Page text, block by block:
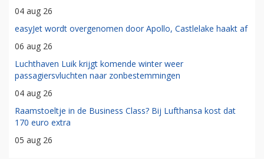
04 aug 26
easyJet wordt overgenomen door Apollo, Castlelake haakt af
06 aug 26
Luchthaven Luik krijgt komende winter weer
passagiersvluchten naar zonbestemmingen
04 aug 26
Raamstoeltje in de Business Class? Bij Lufthansa kost dat
170 euro extra
05 aug 26